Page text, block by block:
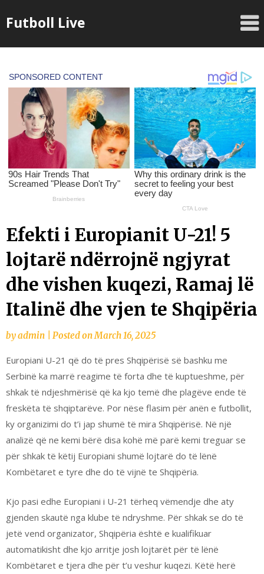
toFutboll Live
Efekti i Europianit U-21! 5
lojtarë ndërrojnë ngjyrat
dhe vishen kuqezi, Ramaj lë
Italinë dhe vjen te Shqipëria
byadmin Posted onMarch 16, 2025
Europiani U-21 që do të pres Shqipërisë së bashku me
Serbinë ka marrë reagime të forta dhe të kuptueshme, për
shkak të ndjeshmërisë që ka kjo temë dhe plagëve ende të
freskëta të shqiptarëve. Por nëse flasim për anën e futbollit,
ky organizimi do t’i jap shumë të mira Shqipërisë. Në një
analizë që ne kemi bërë disa kohë më parë kemi treguar se
për shkak të këtij Europiani shumë lojtarë do të lënë
Kombëtaret e tyre dhe do të vijnë te Shqipëria.
Kjo pasi edhe Europiani i U-21 tërheq vëmendje dhe aty
gjenden skautë nga klube të ndryshme. Për shkak se do të
jetë vend organizator, Shqipëria është e kualifikuar
automatikisht dhe kjo arritje josh lojtarët për të lënë
Kombëtaret e tjera dhe për t’u veshur kuqezi. Këtë herë